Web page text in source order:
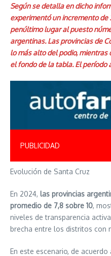
Según se detalla en dicho
experimentó un incremento
penúltimo lugar al puesto
argentinas. Las provincias de
lo más alto del podio, mientras
el fondo de la tabla. El período
PUBLICIDAD
Evolución de Santa Cruz
En 2024, las provincias
promedio de 7,8 sobre 10,
niveles de transparencia
brecha entre los distritos con
En este escenario, de